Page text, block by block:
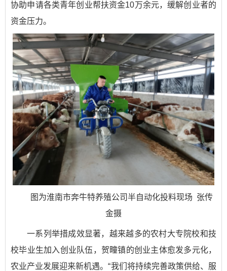
协助申请各类青年创业帮扶资金10万余元，缓解创业者的
资金压力。
图为淮南市奔牛特养殖公司半自动化投料现场 张传
金摄
一系列举措成效显著，越来越多的农村大专院校和技
校毕业生加入创业队伍，贺疃镇的创业主体愈发多元化，
农业产业发展迎来新机遇。“我们将持续完善政策供给、服